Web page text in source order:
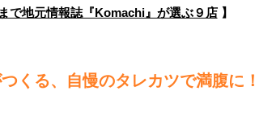
で地元情報誌『Komachi』が選ぶ９店】
くる、自慢のタレカツで満腹に！